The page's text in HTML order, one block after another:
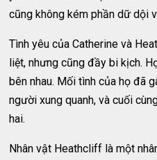
cũng không kém phần dữ dội
Tình yêu của Catherine và
liệt, nhưng cũng đầy bi kịch.
bên nhau. Mối tình của họ đã
người xung quanh, và cuối
hai.
Nhân vật Heathcliff là một